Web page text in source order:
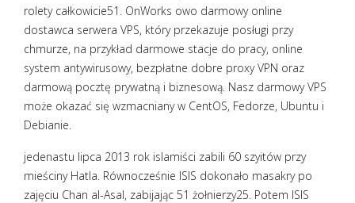
rolety całkowicie51. OnWorks owo darmowy online
dostawca serwera VPS, który przekazuje posługi przy
chmurze, na przykład darmowe stacje do pracy, online
system antywirusowy, bezpłatne dobre proxy VPN oraz
darmową pocztę prywatną i biznesową. Nasz darmowy VPS
może okazać się wzmacniany w CentOS, Fedorze, Ubuntu i
Debianie.
jedenastu lipca 2013 rok islamiści zabili 60 szyitów przy
mieściny Hatla. Równocześnie ISIS dokonało masakry po
zajęciu Chan al-Asal, zabijając 51 żołnierzy25. Potem ISIS